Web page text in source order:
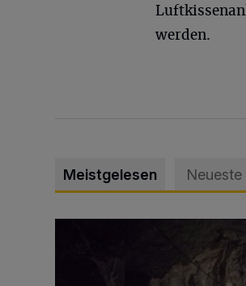
werden.
Meistgelesen